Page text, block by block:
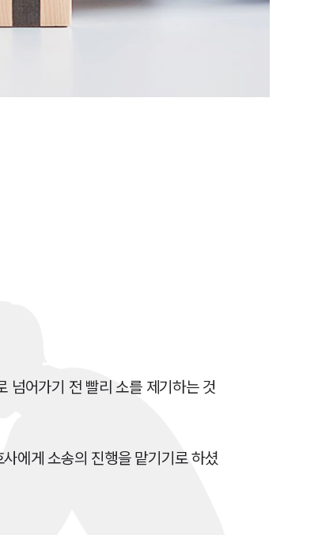
업무분야
전체
법률서식
넘어가기 전 빨리 소를 제기하는 것
에게 소송의 진행을 맡기기로 하셨